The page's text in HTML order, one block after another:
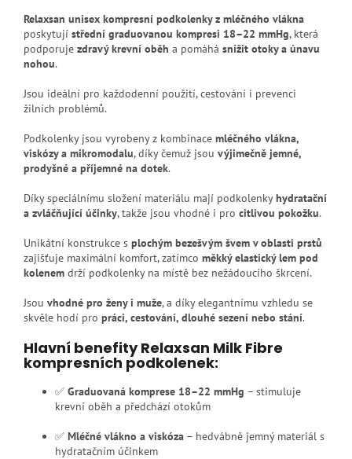
Relaxsan unisex kompresní podkolenky z mléčného vlákna
poskytují střední graduovanou kompresi 18–22 mmHg, která
podporuje zdravý krevní oběh a pomáhá snížit otoky a únavu
nohou.
Jsou ideální pro každodenní použití, cestování i prevenci
žilních problémů.
Podkolenky jsou vyrobeny z kombinace mléčného vlákna,
viskózy a mikromodalu, díky čemuž jsou výjimečně jemné,
prodyšné a příjemné na dotek.
Díky speciálnímu složení materiálu mají podkolenkyhydratační
a zvláčňující účinky, takže jsou vhodné i pro citlivou pokožku.
Unikátní konstrukce s plochým bezešvým švem v oblasti prstů
zajišťuje maximální komfort, zatímco měkký elastický lem pod
kolenem drží podkolenky na místě bez nežádoucího škrcení.
Jsou vhodné pro ženy i muže, a díky elegantnímu vzhledu se
skvěle hodí pro práci, cestování, dlouhé sezení nebo stání.
Hlavní benefity Relaxsan Milk Fibre
kompresních podkolenek:
✅ Graduovaná komprese 18–22 mmHg – stimuluje
krevní oběh a předchází otokům
✅ Mléčné vlákno a viskóza – hedvábně jemný materiál s
hydratačním účinkem